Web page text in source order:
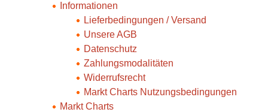
Informationen
Lieferbedingungen / Versand
Unsere AGB
Datenschutz
Zahlungsmodalitäten
Widerrufsrecht
Markt Charts Nutzungsbedingungen
Markt Charts